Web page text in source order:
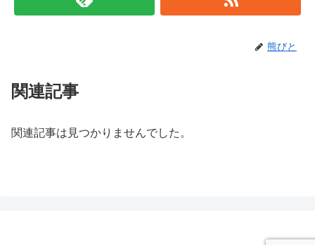
熊びと
関連記事
関連記事は見つかりませんでした。